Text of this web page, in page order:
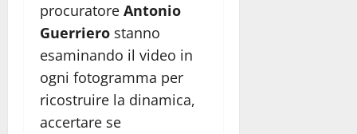
procuratore Antonio
Guerriero stanno
esaminando il video in
ogni fotogramma per
ricostruire la dinamica,
accertare se